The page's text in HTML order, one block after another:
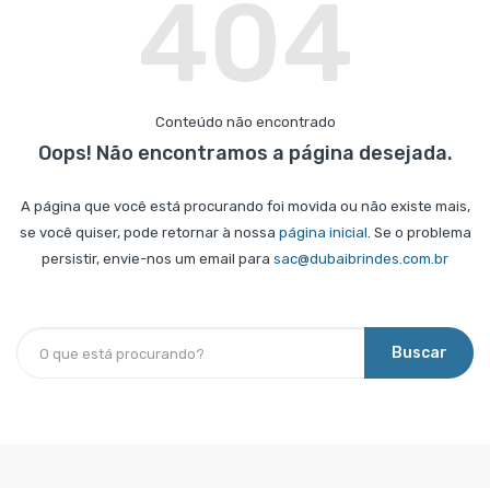
404
Conteúdo não encontrado
Oops! Não encontramos a página desejada.
A página que você está procurando foi movida ou não existe mais,
se você quiser, pode retornar à nossa página inicial. Se o problema
persistir, envie-nos um email para sac@dubaibrindes.com.br
Buscar